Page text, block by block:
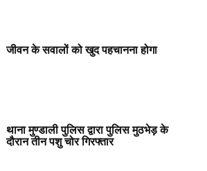
जीवन के सवालों को खुद पहचानना होगा
थाना मुण्डाली पुलिस द्वारा पुलिस मुठभेड़ के
दौरान तीन पशु चोर गिरफ्तार